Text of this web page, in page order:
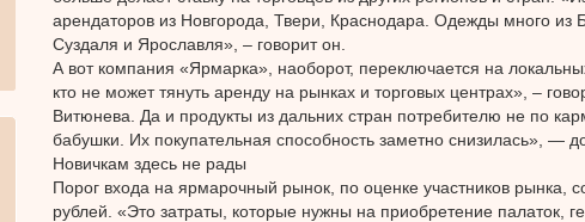
арендаторов из Новгорода, Твери, Краснодара. Одежды много из
Суздаля и Ярославля», – говорит он.
А вот компания «Ярмарка», наоборот, переключается на
кто не может тянуть аренду на рынках и торговых центрах», –
Витюнева. Да и продукты из дальних стран потребителю не по
бабушки. Их покупательная способность заметно снизилась», —
Новичкам здесь не рады
Порог входа на ярмарочный рынок, по оценке участников рынка,
рублей. «Это затраты, которые нужны на приобретение палаток,